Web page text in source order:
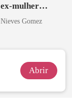
ex-mulher
curvilínea
Nieves Gomez
Abrir